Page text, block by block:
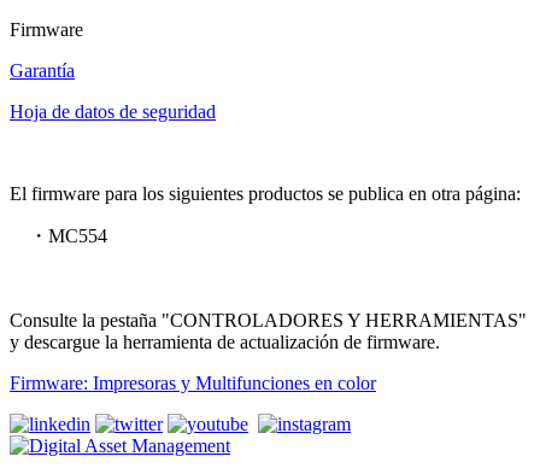
Firmware
Garantía
Hoja de datos de seguridad
El firmware para los siguientes productos se publica en otra página:
・MC554
Consulte la pestaña "CONTROLADORES Y HERRAMIENTAS"
y descargue la herramienta de actualización de firmware.
Firmware: Impresoras y Multifunciones en color